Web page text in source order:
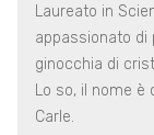
Laureato in
appassionato di
ginocchia di
Lo so, il nome
Carle.